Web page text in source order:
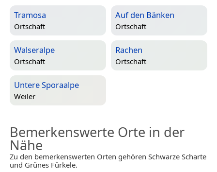
Tramosa
Ortschaft
Auf den Bänken
Ortschaft
Walseralpe
Ortschaft
Rachen
Ortschaft
Untere Sporaalpe
Weiler
Bemerkenswerte Orte in der
Nähe
Zu den bemerkenswerten Orten gehören Schwarze Scharte
und Grünes Fürkele.